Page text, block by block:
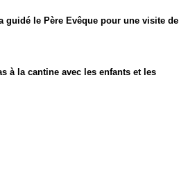
guidé le Père Evêque pour une visite de
à la cantine avec les enfants et les